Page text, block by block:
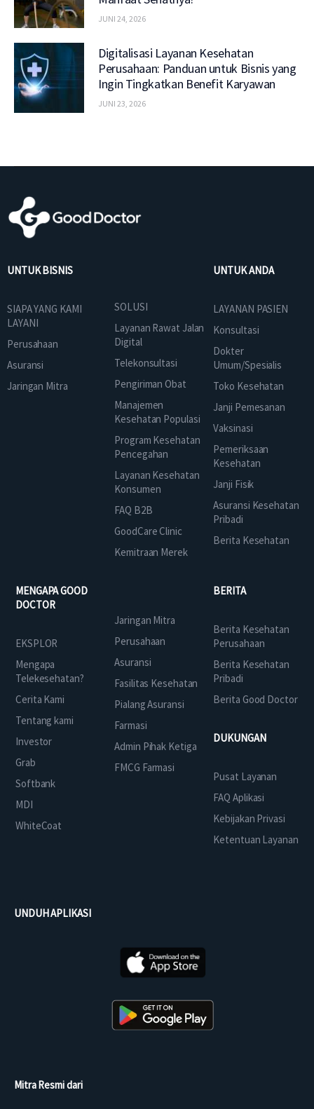
JUNI 24, 2026
Digitalisasi Layanan Kesehatan
Perusahaan: Panduan untuk Bisnis yang
Ingin Tingkatkan Benefit Karyawan
JUNI 23, 2026
UNTUK BISNIS
SIAPA YANG KAMI
LAYANI
Perusahaan
Asuransi
Jaringan Mitra
SOLUSI
Layanan Rawat Jalan
Digital
Telekonsultasi
Pengiriman Obat
Manajemen
Kesehatan Populasi
Program Kesehatan
Pencegahan
Layanan Kesehatan
Konsumen
FAQ B2B
GoodCare Clinic
Kemitraan Merek
UNTUK ANDA
LAYANAN PASIEN
Konsultasi
Dokter
Umum/Spesialis
Toko Kesehatan
Janji Pemesanan
Vaksinasi
Pemeriksaan
Kesehatan
Janji Fisik
Asuransi Kesehatan
Pribadi
Berita Kesehatan
MENGAPA GOOD
DOCTOR
EKSPLOR
Mengapa
Telekesehatan?
Cerita Kami
Tentang kami
Investor
Grab
Softbank
MDI
WhiteCoat
Jaringan Mitra
Perusahaan
Asuransi
Fasilitas Kesehatan
Pialang Asuransi
Farmasi
Admin Pihak Ketiga
FMCG Farmasi
BERITA
Berita Kesehatan
Perusahaan
Berita Kesehatan
Pribadi
Berita Good Doctor
DUKUNGAN
Pusat Layanan
FAQ Aplikasi
Kebijakan Privasi
Ketentuan Layanan
UNDUH APLIKASI
Mitra Resmi dari